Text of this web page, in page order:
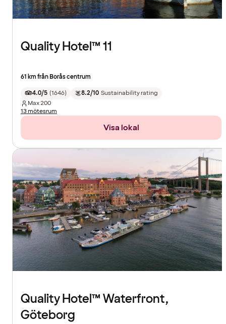
Quality Hotel™ 11
61 km från Borås centrum
4.0/5 (1646) 8.2/10 Sustainability rating
Max200
13 mötesrum
Visa lokal
Quality Hotel™ Waterfront,
Göteborg